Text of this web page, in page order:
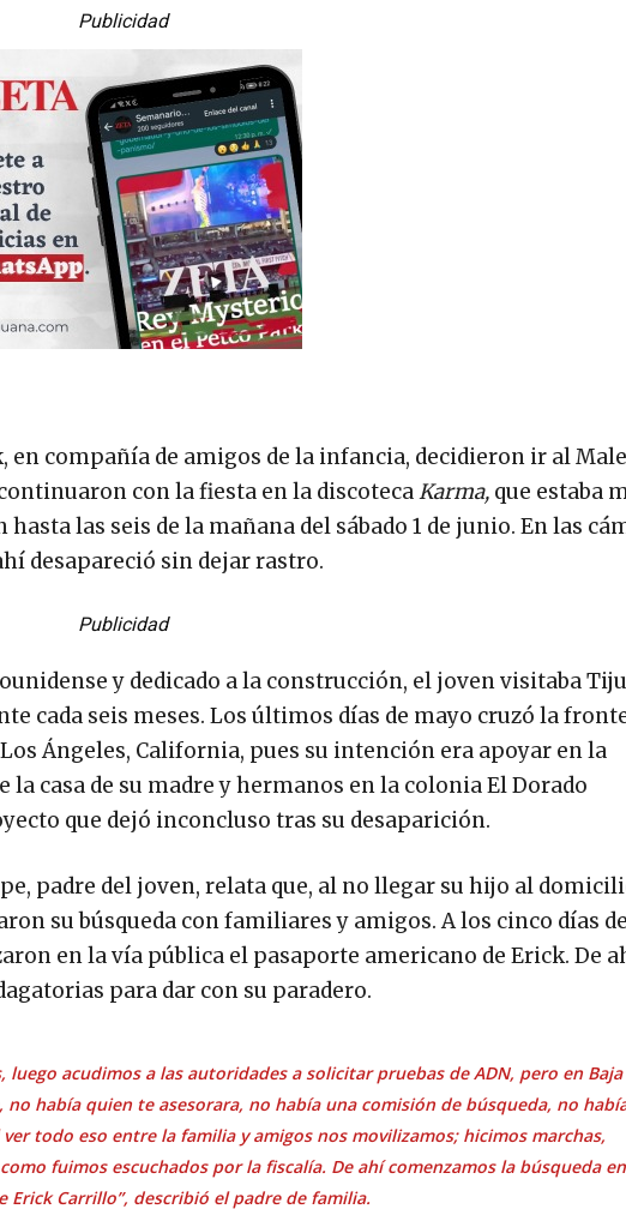
Publicidad
en compañía de amigos de la infancia, decidieron ir al
con la fiesta en la discotecaKarma, que estaba
las seis de la mañana del sábado 1 de junio. En las
desapareció sin dejar rastro.
Publicidad
y dedicado a la construcción, el joven visitaba
cada seis meses. Los últimos días de mayo cruzó la
Ángeles, California, pues su intención era apoyar en la
la casa de su madre y hermanos en la colonia El Dorado
que dejó inconcluso tras su desaparición.
padre del joven, relata que, al no llegar su hijo al
su búsqueda con familiares y amigos. A los cinco días de
en la vía pública el pasaporte americano de Erick. De
para dar con su paradero.
luego acudimos a las autoridades a solicitar pruebas de ADN, pero en Baja
había quien te asesorara, no había una comisión de búsqueda, no
todo eso entre la familia y amigos nos movilizamos; hicimos marchas,
fuimos escuchados por la fiscalía. De ahí comenzamos la búsqueda en
Erick Carrillo”, describió el padre de familia.